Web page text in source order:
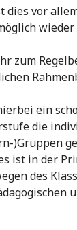
vor
zum
ein
die
)Gruppen
ist in der
des